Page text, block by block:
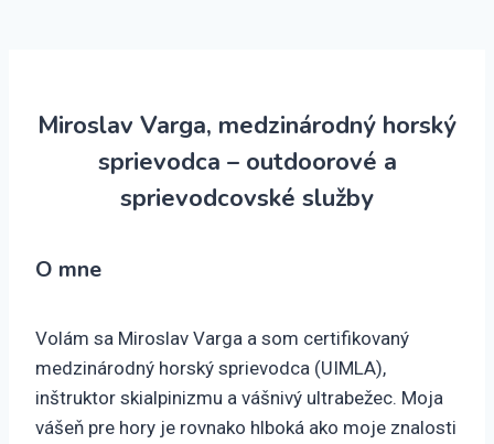
Miroslav Varga, medzinárodný horský
sprievodca – outdoorové a
sprievodcovské služby
O mne
Volám sa Miroslav Varga a som certifikovaný
medzinárodný horský sprievodca (UIMLA),
inštruktor skialpinizmu a vášnivý ultrabežec. Moja
vášeň pre hory je rovnako hlboká ako moje znalosti